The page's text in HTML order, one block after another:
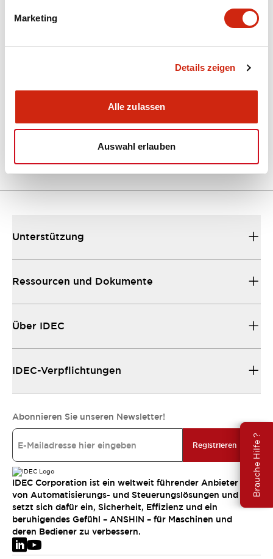
Marketing
Details zeigen
Alle zulassen
Auswahl erlauben
Brauche Hilfe ?
Dokumente und Dateien
Bedienungsanleitung
10/10/2024.PDF5.62MB
Unterstützung
Ressourcen und Dokumente
Über IDEC
IDEC-Verpflichtungen
Abonnieren Sie unseren Newsletter!
Registrieren
IDEC Corporation ist ein weltweit führender Anbieter
von Automatisierungs- und Steuerungslösungen und
setzt sich dafür ein, Sicherheit, Effizienz und ein
beruhigendes Gefühl – ANSHIN – für Maschinen und
deren Bediener zu verbessern.